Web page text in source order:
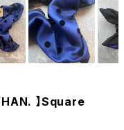
】Square